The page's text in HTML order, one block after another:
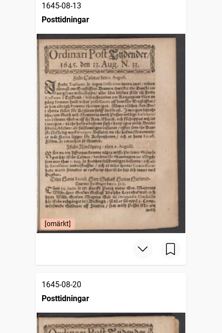
1645-08-13
Posttidningar
[omärkt]
1645-08-20
Posttidningar